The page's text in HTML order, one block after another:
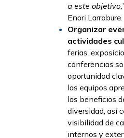
a este objetivo,
Enori Larrabure.
Organizar
actividades
ferias,
conferencias
oportunidad
los equipos
los beneficios
diversidad, así
visibilidad de
internos y